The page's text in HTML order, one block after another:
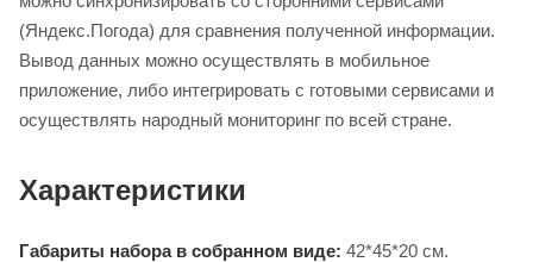
(Яндекс.Погода) для сравнения полученной информации.
Вывод данных можно осуществлять в мобильное
приложение, либо интегрировать с готовыми сервисами и
осуществлять народный мониторинг по всей стране.
Характеристики
Габариты набора в собранном виде: 42*45*20 см.